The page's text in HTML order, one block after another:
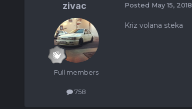
zivac
Full members
758
Posted May 15, 2018
Kriz volana steka